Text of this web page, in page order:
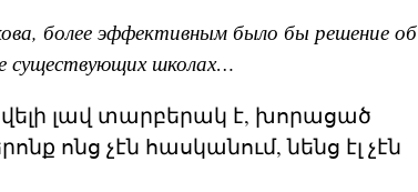
более эффективным было бы решение об
существующих школах…
լավ տարբերակ է, խորացած
ոնց չէն հասկանում, նենց էլ չէն